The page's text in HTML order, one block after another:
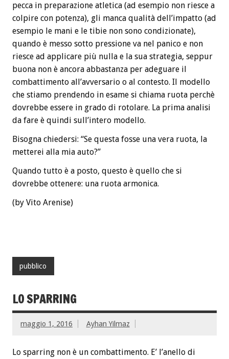
pecca in preparazione atletica (ad esempio non riesce a
colpire con potenza), gli manca qualità dell’impatto (ad
esempio le mani e le tibie non sono condizionate),
quando è messo sotto pressione va nel panico e non
riesce ad applicare più nulla e la sua strategia, seppur
buona non è ancora abbastanza per adeguare il
combattimento all’avversario o al contesto. Il modello
che stiamo prendendo in esame si chiama ruota perchè
dovrebbe essere in grado di rotolare. La prima analisi
da fare è quindi sull’intero modello.
Bisogna chiedersi: “Se questa fosse una vera ruota, la
metterei alla mia auto?”
Quando tutto è a posto, questo è quello che si
dovrebbe ottenere: una ruota armonica.
(by Vito Arenise)
pubblico
LO SPARRING
maggio 1, 2016 Ayhan Yilmaz
Lo sparring non è un combattimento. E’ l’anello di